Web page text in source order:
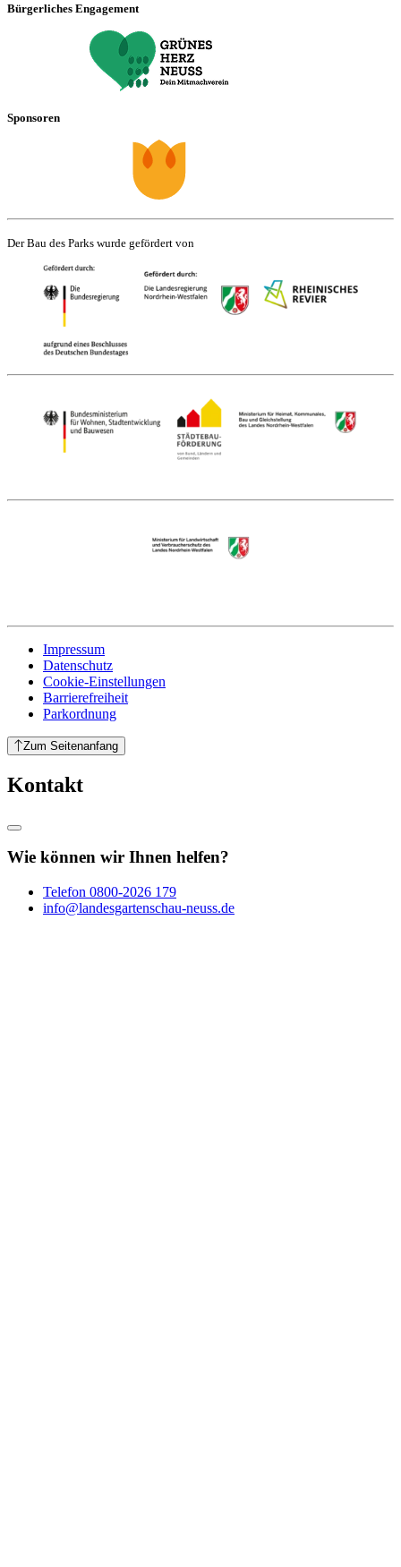
Bürgerliches Engagement
Sponsoren
Der Bau des Parks wurde gefördert von
Impressum
Datenschutz
Cookie-Einstellungen
Barrierefreiheit
Parkordnung
Zum Seitenanfang
Kontakt
Wie können wir Ihnen helfen?
Telefon 0800-2026 179
info@landesgartenschau-neuss.de